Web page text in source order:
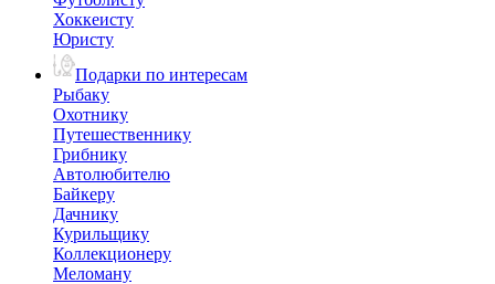
Хоккеисту
Юристу
Подарки по интересам
Рыбаку
Охотнику
Путешественнику
Грибнику
Автолюбителю
Байкеру
Дачнику
Курильщику
Коллекционеру
Меломану